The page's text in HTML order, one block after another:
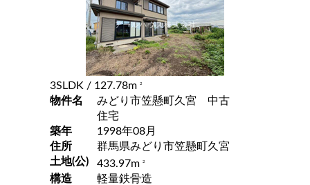
3SLDK / 127.78m 2
物件名
みどり市笠懸町久宮 中古
住宅
築年
1998年08月
住所
群馬県みどり市笠懸町久宮
土地(公)
433.97m 2
構造 軽量鉄骨造